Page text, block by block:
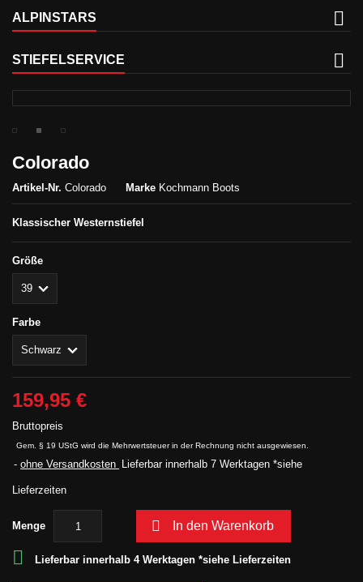
ALPINSTARS
STIEFELSERVICE
Colorado
Artikel-Nr. Colorado Marke Kochmann Boots
Klassischer Westernstiefel
Größe
Farbe
159,95 €
Bruttopreis
Gem. § 19 UStG wird die Mehrwertsteuer in der Rechnung nicht ausgewiesen.
ohne Versandkosten Lieferbar innerhalb 7 Werktagen *siehe
Lieferzeiten
Menge  In den Warenkorb
 Lieferbar innerhalb 4 Werktagen *siehe Lieferzeiten